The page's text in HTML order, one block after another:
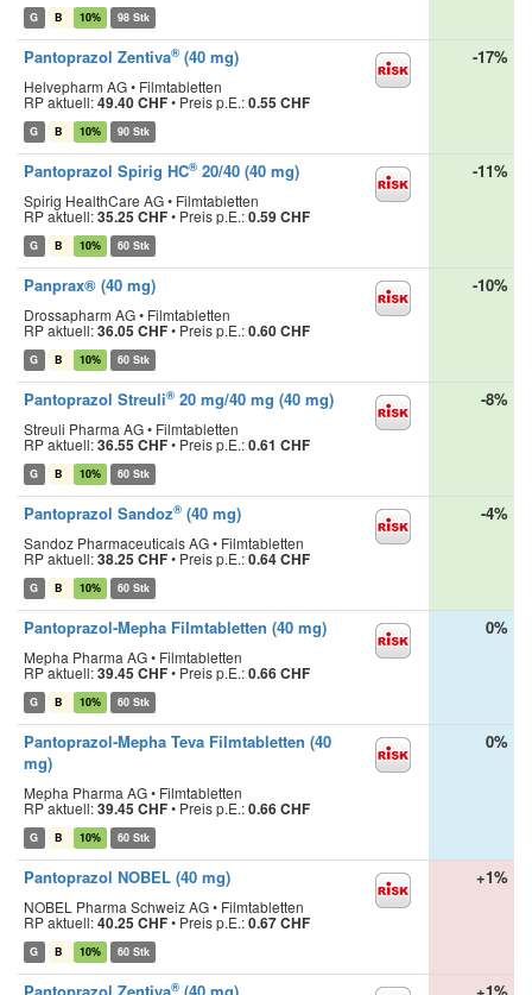
G B 10% 98 Stk
Pantoprazol Zentiva® (40 mg)
Helvepharm AG • Filmtabletten
RP aktuell:49.40 CHF• Preis p.E.:0.55 CHF
G B 10% 90 Stk
-17%
Pantoprazol Spirig HC® 20/40 (40 mg)
Spirig HealthCare AG • Filmtabletten
RP aktuell:35.25 CHF• Preis p.E.:0.59 CHF
G B 10% 60 Stk
-11%
Panprax® (40 mg)
Drossapharm AG • Filmtabletten
RP aktuell:36.05 CHF• Preis p.E.:0.60 CHF
G B 10% 60 Stk
-10%
Pantoprazol Streuli® 20 mg/40 mg (40 mg)
Streuli Pharma AG • Filmtabletten
RP aktuell:36.55 CHF• Preis p.E.:0.61 CHF
G B 10% 60 Stk
-8%
Pantoprazol Sandoz® (40 mg)
Sandoz Pharmaceuticals AG • Filmtabletten
RP aktuell:38.25 CHF• Preis p.E.:0.64 CHF
G B 10% 60 Stk
-4%
Pantoprazol-Mepha Filmtabletten (40 mg)
Mepha Pharma AG • Filmtabletten
RP aktuell:39.45 CHF• Preis p.E.:0.66 CHF
G B 10% 60 Stk
0%
Pantoprazol-Mepha Teva Filmtabletten (40
mg)
Mepha Pharma AG • Filmtabletten
RP aktuell:39.45 CHF• Preis p.E.:0.66 CHF
G B 10% 60 Stk
0%
Pantoprazol NOBEL (40 mg)
NOBEL Pharma Schweiz AG • Filmtabletten
RP aktuell:40.25 CHF• Preis p.E.:0.67 CHF
G B 10% 60 Stk
+1%
®